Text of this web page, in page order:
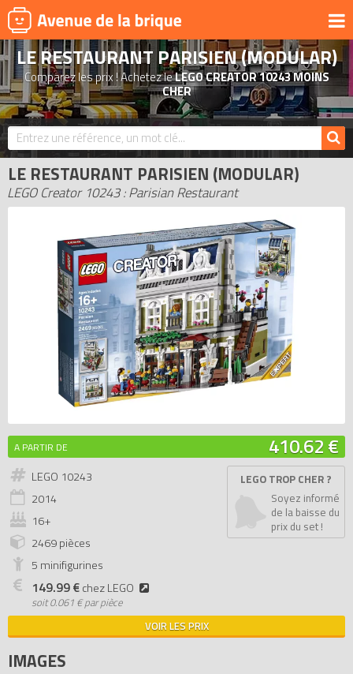
UNIVERS
PRODUITS DÉRIVÉS
NOUVEAUTÉS
LEGO 2026
BONS PLANS
ACTUALITÉS
ASSOCIATIONS DE FANS
EXPOSITIONS LEGO
LEGO LES PLUS CHERS
DERNIERS LEGO AJOUTÉS
LE RESTAURANT PARISIEN (MODULAR)
Comparez les prix ! Achetez leLEGO CREATOR 10243 MOINS
CHER
LE RESTAURANT PARISIEN (MODULAR)
LEGO Creator 10243 : Parisian Restaurant
A PARTIR DE 410.62 €
LEGO 10243
2014
16+
2469 pièces
5 minifigurines
149.99 €chez LEGO
soit0.061 € par pièce
LEGO TROP CHER ?
Soyez informé
de la baisse du
prix du set !
VOIR LES PRIX
IMAGES